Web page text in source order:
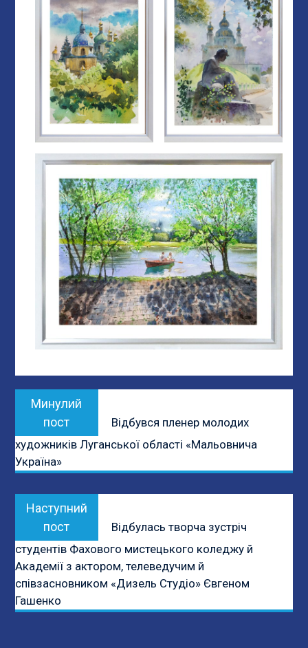
Навігація
записів
Минулий
пост
Відбувся пленер молодих
художників Луганської області «Мальовнича
Україна»
Наступний
пост
Відбулась творча зустріч
студентів Фахового мистецького коледжу й
Академії з актором, телеведучим й
співзасновником «Дизель Студіо» Євгеном
Гашенко